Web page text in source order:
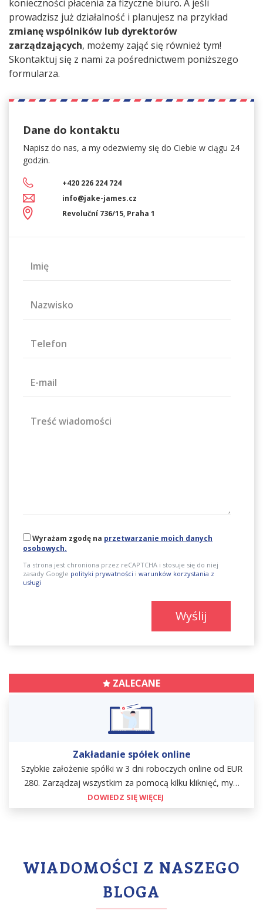
konieczności płacenia za fizyczne biuro. A jeśli
prowadzisz już działalność i planujesz na przykład
zmianę wspólników lub dyrektorów
zarządzających, możemy zająć się również tym!
Skontaktuj się z nami za pośrednictwem poniższego
formularza.
Dane do kontaktu
Napisz do nas, a my odezwiemy się do Ciebie w ciągu 24
godzin.
+420 226 224 724
info@jake-james.cz
Revoluční 736/15, Praha 1
Imię
Nazwisko
Telefon
E-mail
Treść wiadomości
Wyrażam zgodę na przetwarzanie moich danych
osobowych.
Ta strona jest chroniona przez reCAPTCHA i stosuje się do niej
zasady Google polityki prywatności i warunków korzystania z
usługi
Wyślij
ZALECANE
Zakładanie spółek online
Szybkie założenie spółki w 3 dni roboczych online od EUR
280. Zarządzaj wszystkim za pomocą kilku kliknięć, my…
DOWIEDZ SIĘ WIĘCEJ
WIADOMOŚCI Z NASZEGO
BLOGA